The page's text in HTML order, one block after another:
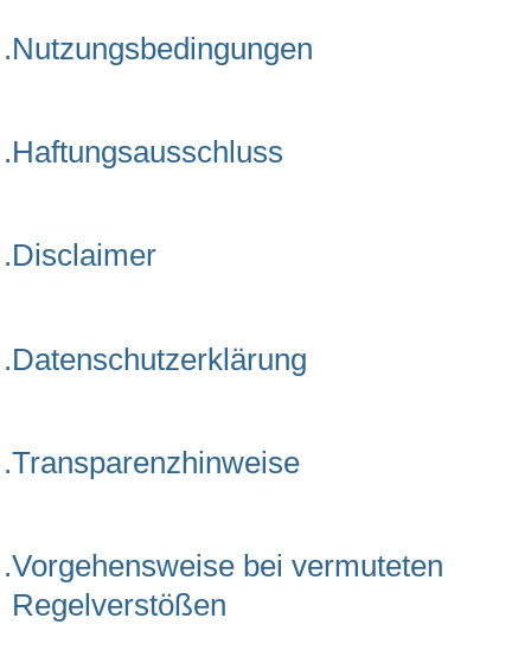
.Nutzungsbedingungen
.Haftungsausschluss
.Disclaimer
.Datenschutzerklärung
.Transparenzhinweise
.Vorgehensweise bei vermuteten
Regelverstößen